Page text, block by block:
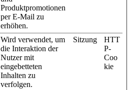
Produktpromotionen
per E-Mail zu
erhöhen.
Wird verwendet, um
die Interaktion der
Nutzer mit
eingebetteten
Inhalten zu
verfolgen.
Sitzung
HTT
P-
Coo
kie